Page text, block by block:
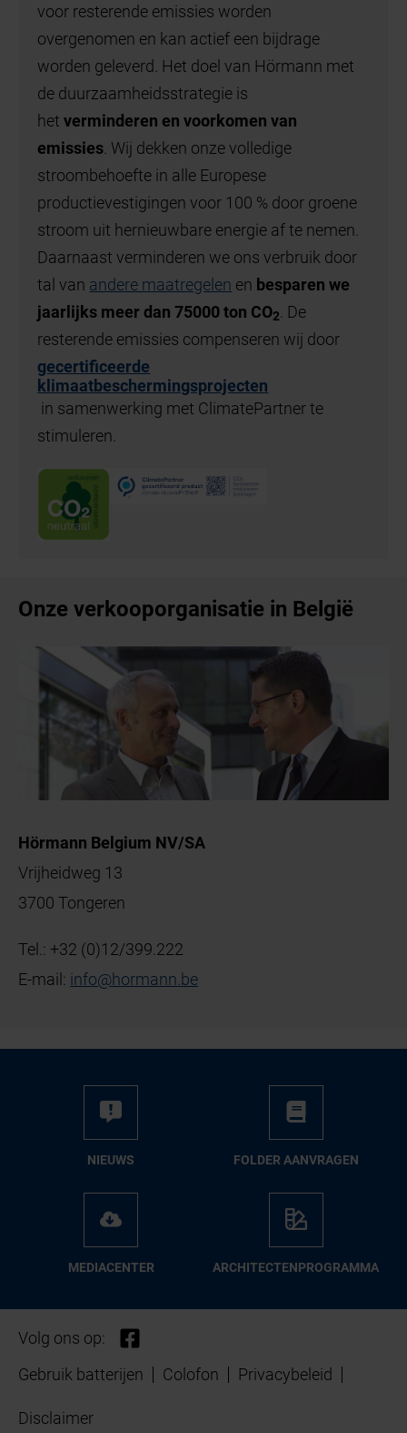
voor resterende emissies worden
overgenomen en kan actief een bijdrage
worden geleverd. Het doel van Hörmann met
de duurzaamheidsstrategie is
het verminderen en voorkomen van
emissies . Wij dekken onze volledige
stroombehoefte in alle Europese
productievestigingen voor 100 % door groene
stroom uit hernieuwbare energie af te nemen.
Daarnaast verminderen we ons verbruik door
tal van andere maatregelen en besparen we
jaarlijks meer dan 75000 ton CO2
. De
resterende emissies compenseren wij door
gecertificeerde
klimaatbeschermingsprojecten
in samenwerking met ClimatePartner te
stimuleren.
Onze verkooporganisatie in België
Hörmann Belgium NV/SA
Vrijheidweg 13
3700 Tongeren
Tel.: +32 (0)12/399.222
E-mail: info@hormann.be
NIEUWS FOL­DER AAN­VRA­GEN
ME­DIA­CEN­TER AR­CHI­TEC­TEN­PRO­GRAM­MA
Volg ons op:
Gebruik batterijen
Colofon Privacybeleid
Disclaimer